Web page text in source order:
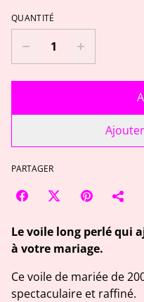
QUANTITÉ
PARTAGER
Le voile long perlé qui
à votre mariage.
Ce voile de mariée de
spectaculaire et raffiné.